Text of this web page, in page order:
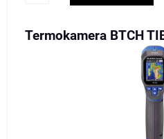
Termokamera BTCH